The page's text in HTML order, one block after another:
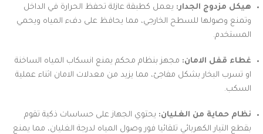
هيكل مزدوج الجدار: يعمل كطبقة عازلة تحفظ الحرارة في الداخل
وتمنع وصولها للسطح الخارجي، مما يحافظ على دفء المياه ويحمي
المستخدم.
غطاء قفل الامان: مجهز بنظام محكم يمنع انسكاب المياه الساخنة
او تسرب البخار بشكل مفاجئ، مما يزيد من معدلات الامان اثناء عملية
السكب.
نظام حماية من الغليان: يحتوي الجهاز على حساسات ذكية تقوم
بقطع التيار الكهربائي تلقائيا فور وصول المياه لدرجة الغليان، مما يمنع